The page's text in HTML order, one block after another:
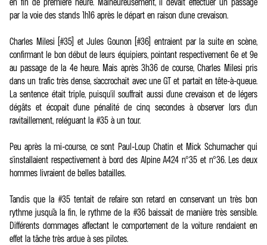
par la voie des stands 1h16 après le départ en raison d'une crevaison.
Charles Milesi (#35) et Jules Gounon (#36) entraient par la suite en scène,
confirmant le bon début de leurs équipiers, pointant respectivement 6e et 9e
au passage de la 4e heure. Mais après 3h36 de course, Charles Milesi pris
dans un trafic très dense, s'accrochait avec une GT et partait en tête-à-queue.
La sentence était triple, puisqu'il souffrait aussi d'une crevaison et de légers
dégâts et écopait d'une pénalité de cinq secondes à observer lors d'un
ravitaillement, reléguant la #35 à un tour.
Peu après la mi-course, ce sont Paul-Loup Chatin et Mick Schumacher qui
s'installaient respectivement à bord des Alpine A424 n°35 et n°36. Les deux
hommes livraient de belles batailles.
Tandis que la #35 tentait de refaire son retard en conservant un très bon
rythme jusqu’à la fin, le rythme de la #36 baissait de manière très sensible.
Différents dommages affectant le comportement de la voiture rendaient en
effet la tâche très ardue à ses pilotes.